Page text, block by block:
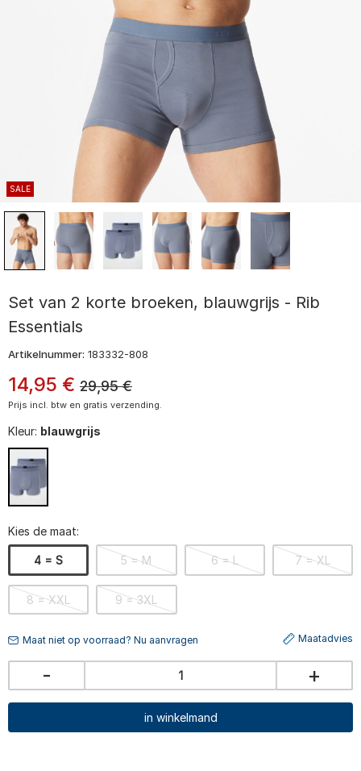
SALE
Set van 2 korte broeken, blauwgrijs - Rib
Essentials
Artikelnummer: 183332-808
14,95 € 29,95 €
Prijs incl. btw en gratis verzending.
Kleur: blauwgrijs
Kies de maat:
4 = S 5 = M 6 = L 7 = XL
8 = XXL 9 = 3XL
Maat niet op voorraad? Nu aanvragen Maatadvies
- +
in winkelmand